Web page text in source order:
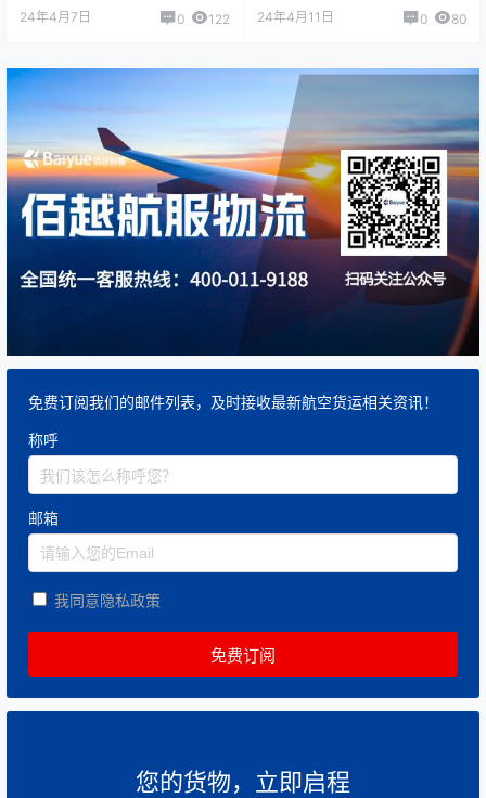
24年4月7日 0 122 24年4月11日 0 80
免费订阅我们的邮件列表，及时接收最新航空货运相关资讯！
称呼
邮箱
我同意隐私政策
您的货物，立即启程